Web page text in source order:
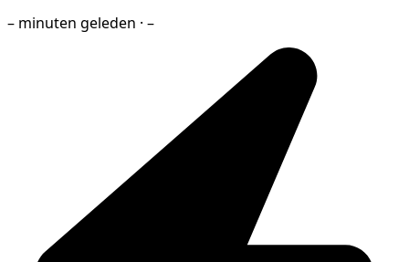
– minuten geleden · –